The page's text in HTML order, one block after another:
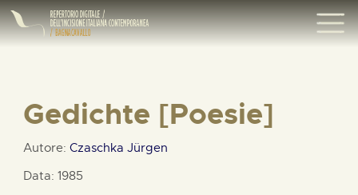
Gedichte [Poesie]
Autore: Czaschka Jürgen
Data: 1985